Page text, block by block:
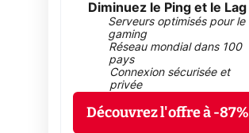
Diminuez le Ping et le Lag
Serveurs optimisés pour le
gaming
Réseau mondial dans 100
pays
Connexion sécurisée et
privée
Découvrez l'offre à -87%